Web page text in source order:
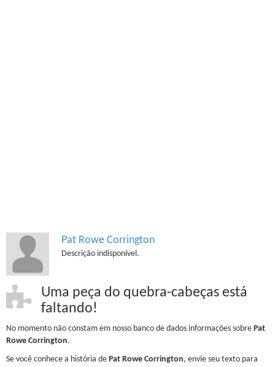
Pat Rowe Corrington
Descrição indisponível.
Uma peça do quebra-cabeças está
faltando!
No momento não constam em nosso banco de dados informações sobre Pat
Rowe Corrington.
Se você conhece a história de Pat Rowe Corrington, envie seu texto para